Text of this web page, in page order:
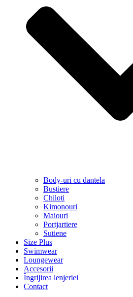
Body-uri cu dantela
Bustiere
Chiloti
Kimonouri
Maiouri
Portjartiere
Sutiene
Size Plus
Swimwear
Loungewear
Accesorii
Îngrijirea lenjeriei
Contact